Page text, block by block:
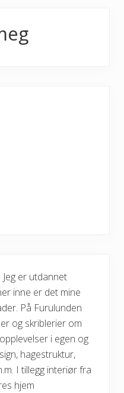
er utdannet
inne er det mine
På Furulunden
og skriblerier om
i egen og
hagestruktur,
I tillegg interiør fra
hjem